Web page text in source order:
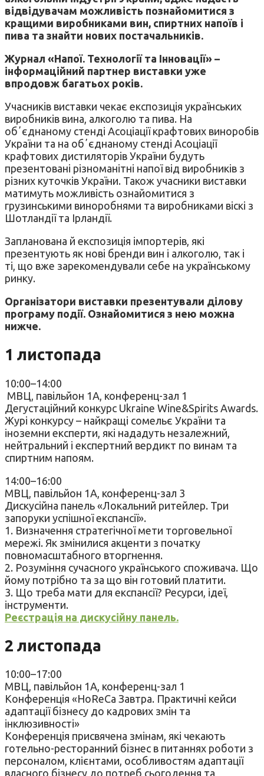
відвідувачам можливість познайомитися з
кращими виробниками вин, спиртних напоїв і
пива та знайти нових постачальників.
Журнал «Напої. Технології та Інновації» –
інформаційний партнер виставки уже
впродовж багатьох років.
Учасників виставки чекає експозиція українських
виробників вина, алкоголю та пива. На
обʼєднаному стенді Асоціації крафтових виноробів
України та на обʼєднаному стенді Асоціації
крафтових дистиляторів України будуть
презентовані різноманітні напої від виробників з
різних куточків України. Також учасники виставки
матимуть можливість ознайомитися з
грузинськими виноробнями та виробниками віскі з
Шотландії та Ірландії.
Запланована й експозиція імпортерів, які
презентують як нові бренди вин і алкоголю, так і
ті, що вже зарекомендували себе на українському
ринку.
Організатори виставки презентували ділову
програму події. Ознайомитися з нею можна
нижче.
1 листопада
10:00–14:00
МВЦ, павільйон 1А, конференц-зал 1
Дегустаційний конкурс Ukraine Wine&Spirits Awards.
Журі конкурсу – найкращі сомельє України та
іноземни експерти, які нададуть незалежний,
нейтральний і експертний вердикт по винам та
спиртним напоям.
14:00–16:00
МВЦ, павільйон 1А, конференц-зал 3
Дискусійна панель «Локальний ритейлер. Три
запоруки успішної експансії».
1. Визначення стратегічної мети торговельної
мережі. Як змінилися акценти з початку
повномасштабного вторгнення.
2. Розуміння сучасного українського споживача. Що
йому потрібно та за що він готовий платити.
3. Що треба мати для експансії? Ресурси, ідеї,
інструменти.
Реєстрація на дискусійну панель.
2 листопада
10:00–17:00
МВЦ, павільйон 1А, конференц-зал 1
Конференція «HoReCa Завтра. Практичні кейси
адаптації бізнесу до кадрових змін та
інклюзивності»
Конференція присвячена змінам, які чекають
готельно-ресторанний бізнес в питаннях роботи з
персоналом, клієнтами, особливостям адаптації
власного бізнесу до потреб сьогодення та